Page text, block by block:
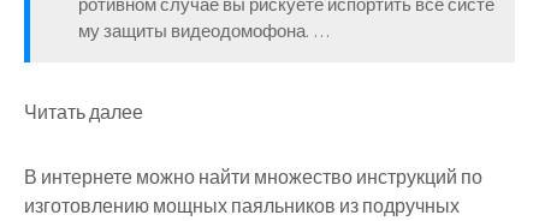
му защиты видеодомофона. …
Читать далее
В интернете можно найти множество инструкций по
изготовлению мощных паяльников из подручных